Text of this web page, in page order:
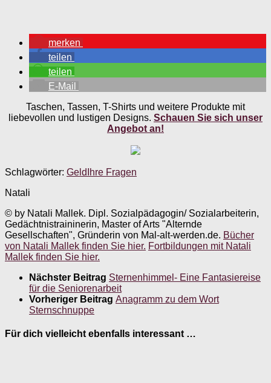
merken
teilen
teilen
E-Mail
Taschen, Tassen, T-Shirts und weitere Produkte mit
liebevollen und lustigen Designs. Schauen Sie sich unser
Angebot an!
Schlagwörter: Geld Ihre Fragen
Natali
© by Natali Mallek. Dipl. Sozialpädagogin/ Sozialarbeiterin,
Gedächtnistraininerin, Master of Arts "Alternde
Gesellschaften", Gründerin von Mal-alt-werden.de. Bücher
von Natali Mallek finden Sie hier. Fortbildungen mit Natali
Mallek finden Sie hier.
Nächster Beitrag Sternenhimmel- Eine Fantasiereise
für die Seniorenarbeit
Vorheriger Beitrag Anagramm zu dem Wort
Sternschnuppe
Für dich vielleicht ebenfalls interessant …